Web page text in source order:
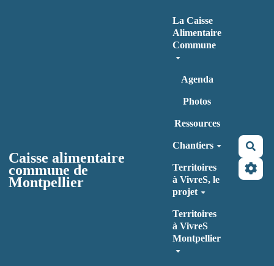
Caisse alimentaire
commune de
Montpellier
La Caisse
Alimentaire
Commune
Agenda
Photos
Ressources
Chantiers
Territoires
à VivreS, le
projet
Territoires
à VivreS
Montpellier